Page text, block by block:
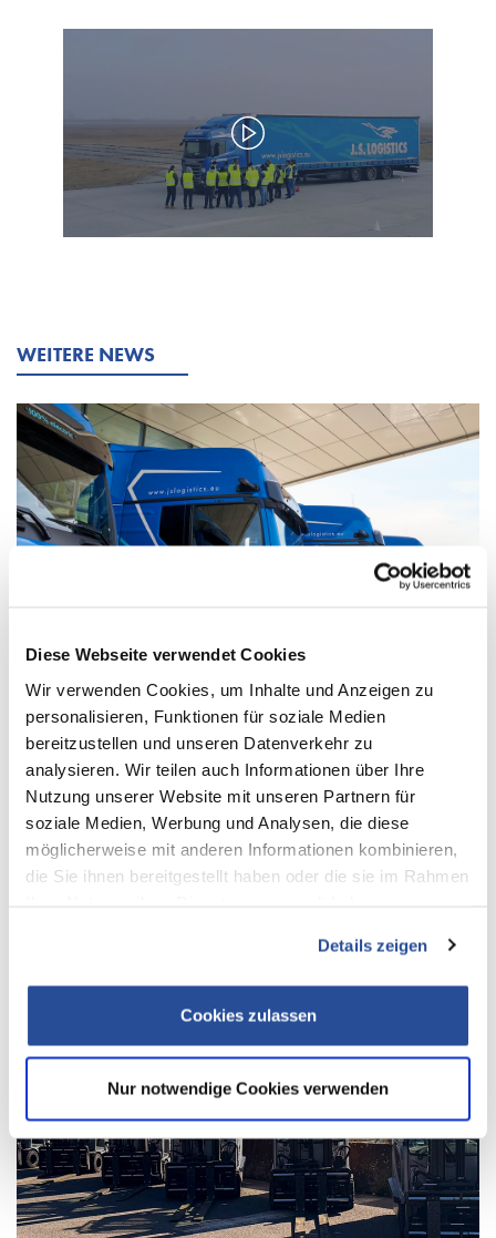
Diese Webseite verwendet Cookies
Wir verwenden Cookies, um Inhalte und Anzeigen zu
personalisieren, Funktionen für soziale Medien
bereitzustellen und unseren Datenverkehr zu
analysieren. Wir teilen auch Informationen über Ihre
Nutzung unserer Website mit unseren Partnern für
soziale Medien, Werbung und Analysen, die diese
möglicherweise mit anderen Informationen kombinieren,
die Sie ihnen bereitgestellt haben oder die sie im Rahmen
Details zeigen
Cookies zulassen
Nur notwendige Cookies verwenden
WEITERE NEWS